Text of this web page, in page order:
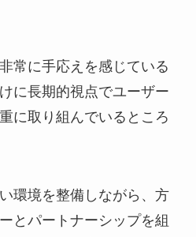
常に手応えを感じている
に長期的視点でユーザー
に取り組んでいるところ
環境を整備しながら、方
とパートナーシップを組